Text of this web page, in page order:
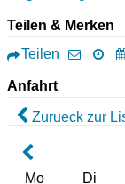
Teilen & Merken
Teilen
Anfahrt
Zurueck zur
Mo Di